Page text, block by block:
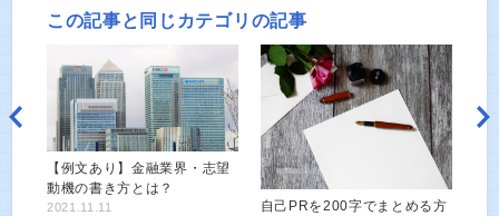
この記事と同じカテゴリの記事
【例文あり】金融業界・志望
動機の書き方とは？
2021.11.11
自己PRを200字でまとめる方